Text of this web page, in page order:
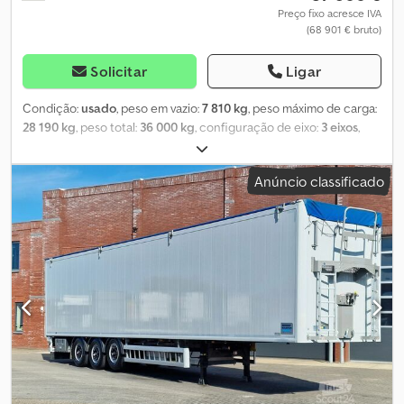
Preço fixo acresce IVA
(68 901 € bruto)
Solicitar Ligar
Condição:usado, peso em vazio:7 810 kg, peso máximo de carga:
28 190 kg, peso total: 36 000 kg, configuração de eixo: 3 eixos,
, próxima inspeção (TÜV):
comprimento do espaço de carga:13 513 mm, largura do espaço
de carga:2 550 mm, altura do espaço de carga:2 641 mm,
comprimento total:25 500 mm, largura total:39 960 mm, altura
total:140 000 mm, suspensão:ar, tamanho do pneu: 385/65 R
22,5, Ano de fabrico:2025, dimensão do pneu dianteiro:385/65 R
22,5, tamanho do pneu traseiro:
, classe de emissão:
nenhum
, ABS, fabricante de eixos SAF, chassis
de alumínio, cor cinza, suspensão pneumática com elevação e
descida, volume de carga 90, eixo elevatório no 1º e 3º eixo, porta
tipo portão, travão de disco, proteção lateral anti-encosto fixa,
caixa de ferramentas, 2x projetores de marcha-atrás em LED, 4x
projetores laterais de marcha-atrás em LED (2x em cada
mecanismo de apoio e 2x atrás do conjunto de eixos), 1x projetor
Anúncio classificado